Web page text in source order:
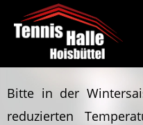
Bitte in der
reduzierten